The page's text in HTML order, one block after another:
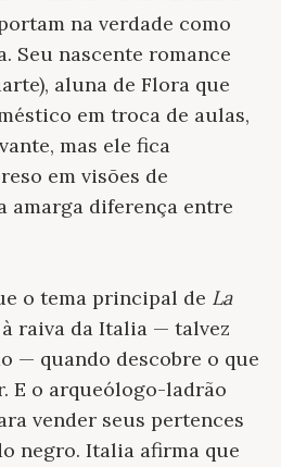
na verdade como
Seu nascente romance
aluna de Flora que
em troca de aulas,
mas ele fica
em visões de
amarga diferença entre
o tema principal de La
raiva da Italia — talvez
— quando descobre o que
E o arqueólogo-ladrão
vender seus pertences
negro. Italia afirma que